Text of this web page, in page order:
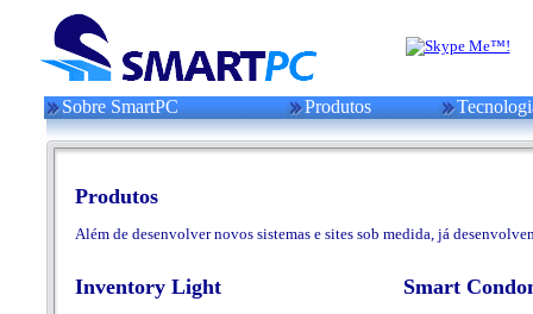
Sobre SmartPC Produtos
Produtos
Além de desenvolver novos sistemas e sites sob medida, já
Inventory Light Smart